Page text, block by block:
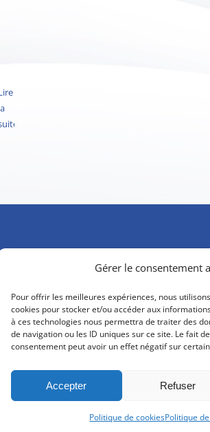
Gérer le consentement
Pour offrir les meilleures expériences, nous
cookies pour stocker et/ou accéder aux
à ces technologies nous permettra de traiter des
de navigation ou les ID uniques sur ce site. Le fait
consentement peut avoir un effet négatif sur
Accepter Refuser
Politique de cookiesPolitique
Foundation et OPCO 2i